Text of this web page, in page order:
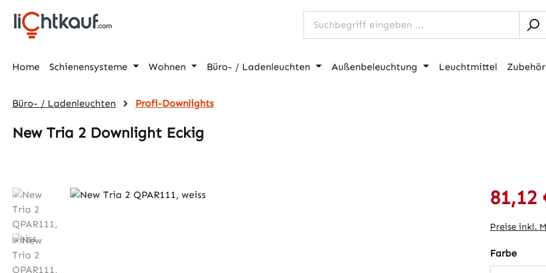
Hauptinhalt springen
Zur Suche springen
Zur Hauptnavigation springen
Home Schienensysteme Wohnen Büro- / Ladenleuchten Außenbeleuchtung Leuchtmittel Zubehör
Büro- / Ladenleuchten Profi-Downlights
New Tria 2 Downlight Eckig
Bildergalerie überspringen 81,12
Preise inkl.
Farbe